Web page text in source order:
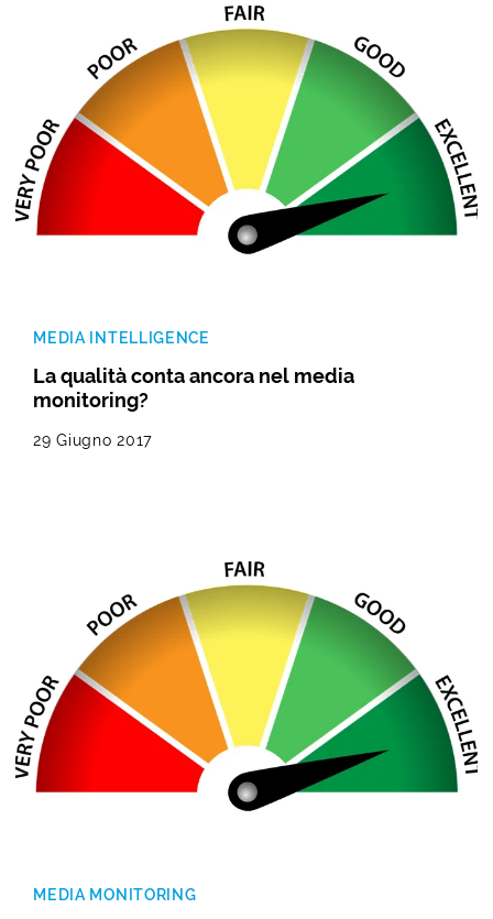
MEDIA INTELLIGENCE
La qualità conta ancora nel media
monitoring?
29 Giugno 2017
MEDIA MONITORING